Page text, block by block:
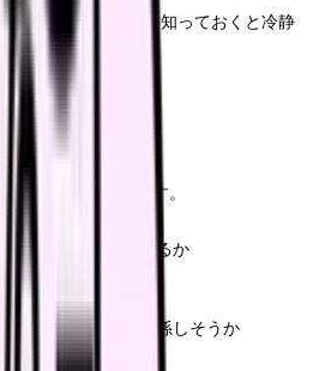
人ほど、外の条件を知っておくと冷静
ク
3つだけ確認します。
月より上がっているか
あたりいくらか
プ手当は賞与に関係しそうか